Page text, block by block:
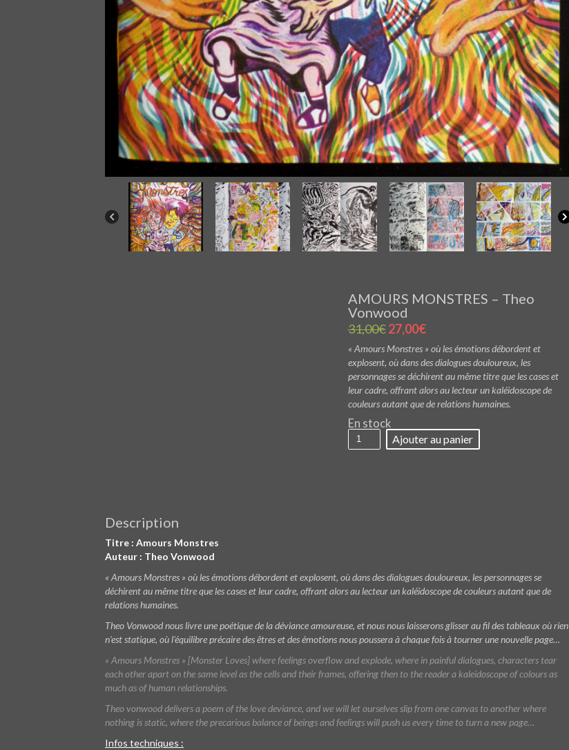
AMOURS MONSTRES – Theo
Vonwood
31,00€ Le
prix
initial
était :
31,00€.
27,00€Le
actuel
est :
27,00€.
« Amours Monstres » où les émotions débordent et
explosent, où dans des dialogues douloureux, les
personnages se déchirent au même titre que les cases et
leur cadre, offrant alors au lecteur un kaléidoscope de
couleurs autant que de relations humaines.
En stock
quantité
de
Ajouter au panier
Description
Titre : Amours Monstres
Auteur : Theo Vonwood
« Amours Monstres » où les émotions débordent et explosent, où dans des dialogues douloureux, les personnages se
déchirent au même titre que les cases et leur cadre, offrant alors au lecteur un kaléidoscope de couleurs autant que de
relations humaines.
Theo Vonwood nous livre une poétique de la déviance amoureuse, et nous nous laisserons glisser au fil des tableaux où rien
n’est statique, où l’équilibre précaire des êtres et des émotions nous poussera à chaque fois à tourner une nouvelle page…
« Amours Monstres » [Monster Loves] where feelings overflow and explode, where in painful dialogues, characters tear
each other apart on the same level as the cells and their frames, offering then to the reader a kaleidoscope of colours as
much as of human relationships.
Theo vonwood delivers a poem of the love deviance, and we will let ourselves slip from one canvas to another where
nothing is static, where the precarious balance of beings and feelings will push us every time to turn a new page…
Infos techniques :